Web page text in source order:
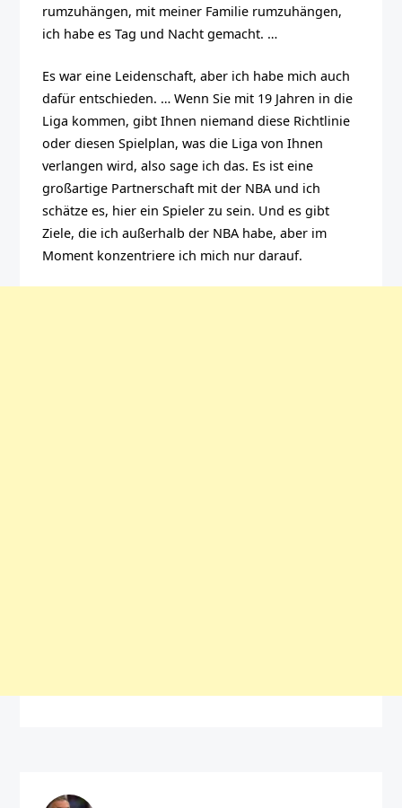
rumzuhängen, mit meiner Familie rumzuhängen,
ich habe es Tag und Nacht gemacht. …
Es war eine Leidenschaft, aber ich habe mich auch
dafür entschieden. … Wenn Sie mit 19 Jahren in die
Liga kommen, gibt Ihnen niemand diese Richtlinie
oder diesen Spielplan, was die Liga von Ihnen
verlangen wird, also sage ich das. Es ist eine
großartige Partnerschaft mit der NBA und ich
schätze es, hier ein Spieler zu sein. Und es gibt
Ziele, die ich außerhalb der NBA habe, aber im
Moment konzentriere ich mich nur darauf.